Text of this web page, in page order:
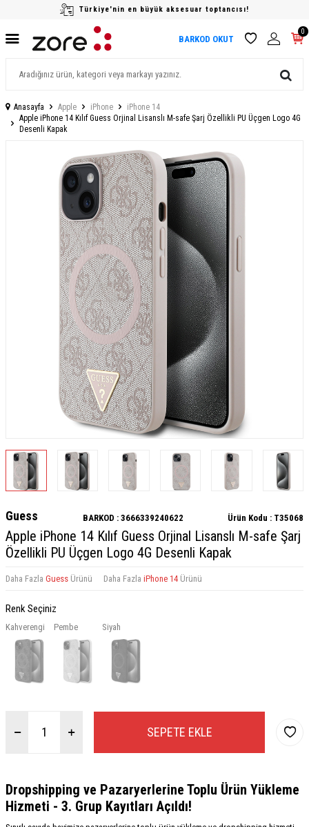
Türkiye'nin en büyük aksesuar toptancısı!
BARKOD OKUT
0
Anasayfa Apple iPhone
iPhone 14
Apple iPhone 14 Kılıf Guess Orjinal Lisanslı M-safe Şarj Özellikli PU Üçgen Logo 4G
Desenli Kapak
Guess BARKOD : 3666339240622 Ürün Kodu : T35068
Apple iPhone 14 Kılıf Guess Orjinal Lisanslı M-safe Şarj
Özellikli PU Üçgen Logo 4G Desenli Kapak
Daha Fazla Guess Ürünü Daha Fazla iPhone 14 Ürünü
Renk Seçiniz
Kahverengi Pembe Siyah
SEPETE EKLE
Dropshipping ve Pazaryerlerine Toplu Ürün Yükleme
Hizmeti - 3. Grup Kayıtları Açıldı!